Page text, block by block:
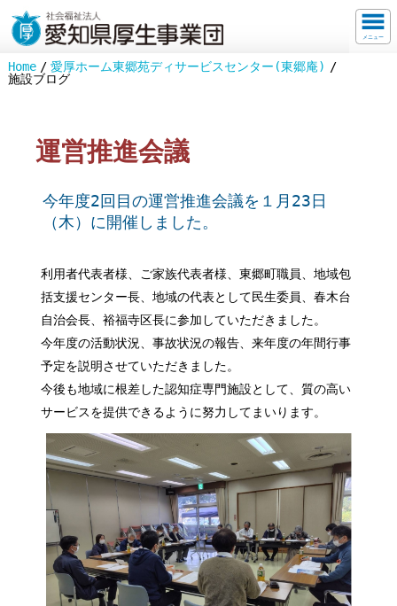
メニュー
Home
愛厚ホーム東郷苑ディサービスセンター(東郷庵)
施設ブログ
運営推進会議
今年度2回目の運営推進会議を１月23日
（木）に開催しました。
利用者代表者様、ご家族代表者様、東郷町職員、地域包
括支援センター長、地域の代表として民生委員、春木台
自治会長、裕福寺区長に参加していただきました。
今年度の活動状況、事故状況の報告、来年度の年間行事
予定を説明させていただきました。
今後も地域に根差した認知症専門施設として、質の高い
サービスを提供できるように努力してまいります。